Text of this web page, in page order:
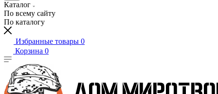
Каталог
По всему сайту
По каталогу
Избранные товары 0
Корзина 0